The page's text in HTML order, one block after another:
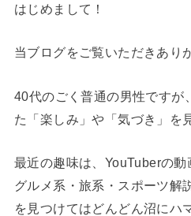
はじめまして！
当ブログをご覧いただきあり
40代のごく普通の男性ですが
た「楽しみ」や「気づき」を
最近の趣味は、YouTuberの動
グルメ系・旅系・スポーツ解
を見つけてはどんどん沼にハ